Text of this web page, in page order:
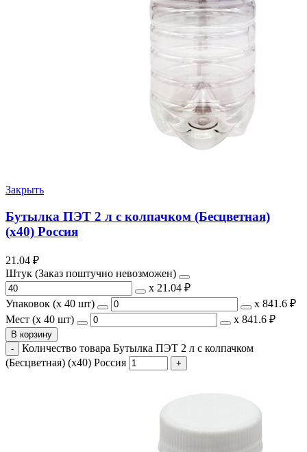
Закрыть
Бутылка ПЭТ 2 л с колпачком (Бесцветная)
(х40) Россия
21.04 ₽
Штук (Заказ поштучно невозможен)
х 21.04 ₽
Упаковок (x 40 шт)
х 841.6 ₽
Мест (x 40 шт)
х 841.6 ₽
В корзину
Количество товара Бутылка ПЭТ 2 л с колпачком
(Бесцветная) (х40) Россия